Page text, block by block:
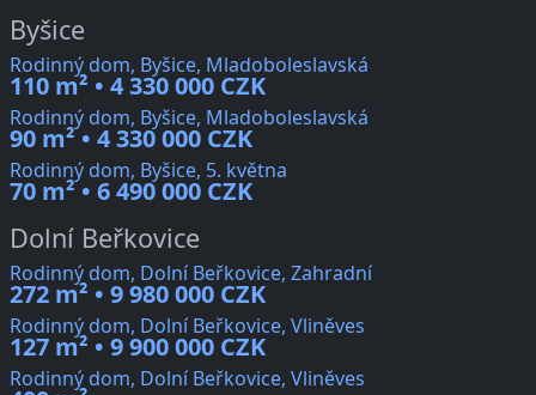
Byšice
Rodinný dom, Byšice, Mladoboleslavská
110 m² • 4 330 000 CZK
Rodinný dom, Byšice, Mladoboleslavská
90 m² • 4 330 000 CZK
Rodinný dom, Byšice, 5. května
70 m² • 6 490 000 CZK
Dolní Beřkovice
Rodinný dom, Dolní Beřkovice, Zahradní
272 m² • 9 980 000 CZK
Rodinný dom, Dolní Beřkovice, Vliněves
127 m² • 9 900 000 CZK
Rodinný dom, Dolní Beřkovice, Vliněves